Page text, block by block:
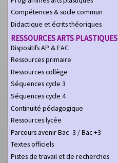
Compétences & socle commun
Didactique et écrits théoriques
RESSOURCES ARTS PLASTIQUES
Dispositifs AP & EAC
Ressources primaire
Ressources collège
Séquences cycle 3
Séquences cycle 4
Continuité pédagogique
Ressources lycée
Parcours avenir Bac -3 / Bac +3
Textes officiels
Pistes de travail et de recherches